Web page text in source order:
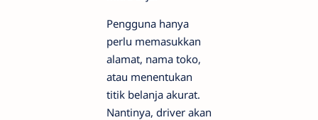
Pengguna hanya
perlu memasukkan
alamat, nama toko,
atau menentukan
titik belanja akurat.
Nantinya, driver akan